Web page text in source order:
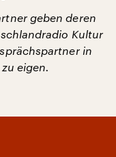
geben deren
Kultur
in
eigen.